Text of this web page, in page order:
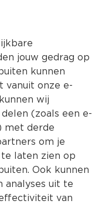
Kies jouw
Producten
jouw gedrag op
kunnen
vanuit onze e-
wij
(zoals een e-
met derde
om je
laten zien op
Ook kunnen
analyses uit te
van